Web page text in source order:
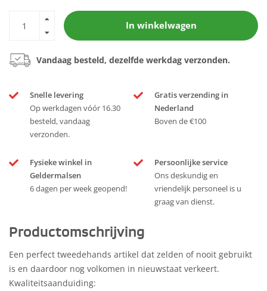
In winkelwagen
Vandaag besteld, dezelfde werkdag verzonden.
Snelle levering
Op werkdagen vóór 16.30
besteld, vandaag
verzonden.
Gratis verzending in
Nederland
Boven de €100
Fysieke winkel in
Geldermalsen
6 dagen per week geopend!
Persoonlijke service
Ons deskundig en
vriendelijk personeel is u
graag van dienst.
Productomschrijving
Een perfect tweedehands artikel dat zelden of nooit gebruikt
is en daardoor nog volkomen in nieuwstaat verkeert.
Kwaliteitsaanduiding: